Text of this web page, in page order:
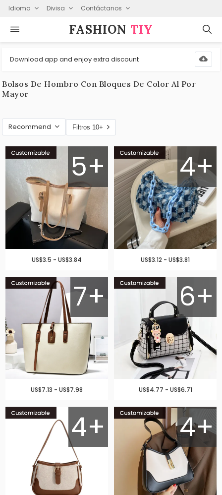
Idioma Divisa Contáctanos
FASHION⁠ TIY
Download app and enjoy extra discount
Bolsos De Hombro Con Bloques De Color Al Por
Mayor
Recommend Filtros 10+
5+
US$3.5 - US$3.84
4+
US$3.12 - US$3.81
7+
US$7.13 - US$7.98
6+
US$4.77 - US$6.71
4+ 4+